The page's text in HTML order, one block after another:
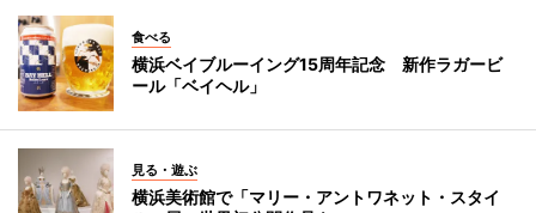
食べる
横浜ベイブルーイング15周年記念 新作ラガービ
ール「ベイヘル」
見る・遊ぶ
横浜美術館で「マリー・アントワネット・スタイ